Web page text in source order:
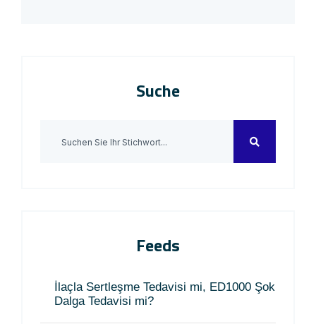
Suche
Feeds
İlaçla Sertleşme Tedavisi mi, ED1000 Şok
Dalga Tedavisi mi?